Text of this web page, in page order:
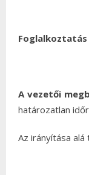
Foglalkoztatás
A vezetői
határozatlan
Az irányítása